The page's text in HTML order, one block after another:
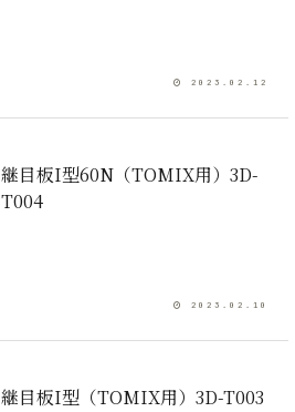
2023.02.12
継目板I型60N（TOMIX用）3D-
T004
2023.02.10
継目板I型（TOMIX用）3D-T003